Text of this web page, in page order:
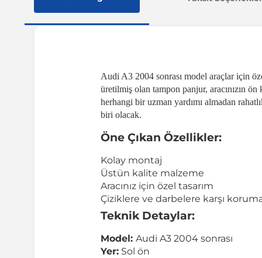
Audi A3 2004 sonrası model araçlar için
üretilmiş olan tampon panjur, aracınızın
herhangi bir uzman yardımı almadan
biri olacak.
Öne Çıkan Özellikler:
Kolay montaj
Üstün kalite malzeme
Aracınız için özel tasarım
Çiziklere ve darbelere karşı
Teknik Detaylar:
Model: Audi A3 2004 sonrası
Yer: Sol ön